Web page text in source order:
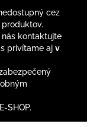
cez
kontaktujte
privítame aj v
SHOP.